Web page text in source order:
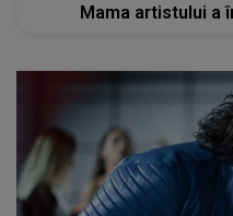
Mama artistului a